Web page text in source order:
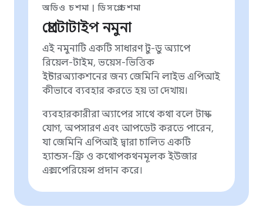
অডিও চশমা | ডিসপ্লে চশমা
প্রোটোটাইপ নমুনা
এই নমুনাটি একটি সাধারণ টু-ডু অ্যাপে
রিয়েল-টাইম, ভয়েস-ভিত্তিক
ইন্টারঅ্যাকশনের জন্য জেমিনি লাইভ এপিআই
কীভাবে ব্যবহার করতে হয় তা দেখায়।
ব্যবহারকারীরা অ্যাপের সাথে কথা বলে টাস্ক
যোগ, অপসারণ এবং আপডেট করতে পারেন,
যা জেমিনি এপিআই দ্বারা চালিত একটি
হ্যান্ডস-ফ্রি ও কথোপকথনমূলক ইউজার
এক্সপেরিয়েন্স প্রদান করে।